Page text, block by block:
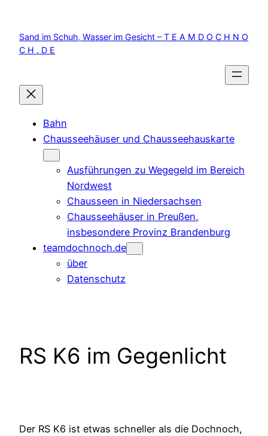
springen
Sand im Schuh, Wasser im Gesicht – T E A M D O C H N O
C H . D E
Bahn
Chausseehäuser und Chausseehauskarte
Ausführungen zu Wegegeld im Bereich
Nordwest
Chausseen in Niedersachsen
Chausseehäuser in Preußen,
insbesondere Provinz Brandenburg
teamdochnoch.de
über
Datenschutz
RS K6 im Gegenlicht
Der RS K6 ist etwas schneller als die Dochnoch,